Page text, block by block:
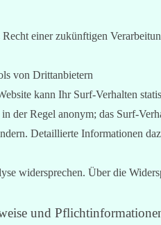
Recht einer zukünftigen
von Drittanbietern
kann Ihr Surf-Verhalten
der Regel anonym; das Surf-
Detaillierte Informationen
widersprechen. Über die
und